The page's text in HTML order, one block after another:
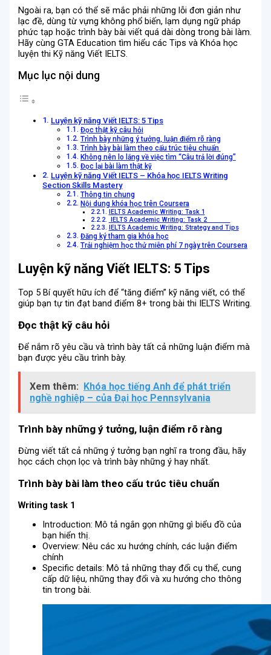
Ngoài ra, bạn có thể sẽ mắc phải những lỗi đơn giản như
lạc đề, dùng từ vựng không phổ biến, lạm dụng ngữ pháp
phức tạp hoặc trình bày bài viết quá dài dòng trong bài làm.
Hãy cùng GTA Education tìm hiểu các Tips và Khóa học
luyện thi Kỹ năng Viết IELTS.
Mục lục nội dung
Luyện kỹ năng Viết IELTS: 5 Tips
Đọc thật kỹ câu hỏi
Trình bày những ý tưởng, luận điểm rõ ràng
Trình bày bài làm theo cấu trúc tiêu chuẩn
Không nên lo lắng về việc tìm “Câu trả lời đúng”
Đọc lại bài làm thật kỹ
Luyện kỹ năng Viết IELTS – Khóa học IELTS Writing
Section Skills Mastery
Thông tin chung
Nội dung khóa học trên Coursera
IELTS Academic Writing: Task 1
IELTS Academic Writing: Task 2
IELTS Academic Writing: Strategy and Tips
Đăng ký tham gia khóa học
Trải nghiệm học thử miễn phí 7 ngày trên Coursera
Luyện kỹ năng Viết IELTS: 5 Tips
Top 5 Bí quyết hữu ích để “tăng điểm” kỹ năng viết, có thể
giúp bạn tự tin đạt band điểm 8+ trong bài thi IELTS Writing.
Đọc thật kỹ câu hỏi
Để nắm rõ yêu cầu và trình bày tất cả những luận điểm mà
bạn được yêu cầu trình bày.
Xem thêm: Khóa học tiếng Anh để phát triển
nghề nghiệp – của Đại học Pennsylvania
Trình bày những ý tưởng, luận điểm rõ ràng
Đừng viết tất cả những ý tưởng bạn nghĩ ra trong đầu, hãy
học cách chọn lọc và trình bày những ý hay nhất.
Trình bày bài làm theo cấu trúc tiêu chuẩn
Writing task 1
Introduction: Mô tả ngắn gọn những gì biểu đồ của
bạn hiển thị.
Overview: Nêu các xu hướng chính, các luận điểm
chính
Specific details: Mô tả những thay đổi cụ thể, cung
cấp dữ liệu, những thay đổi và xu hướng cho thông
tin trong bài.